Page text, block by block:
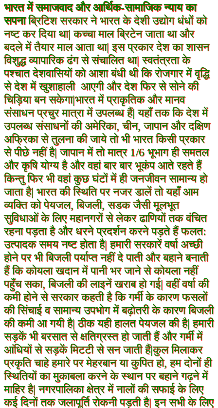
भारत में समाजवाद और आर्थिक-सामाजिक न्याय का
सपनाब्रिटिश सरकार ने भारत के देशी उद्योग धंधों को
नष्ट कर दिया था| कच्चा माल ब्रिटेन जाता था और
बदले में तैयार माल आता था| इस प्रकार देश का शासन
विशुद्ध व्यापारिक ढंग से संचालित था| स्वतंत्रता के
पश्चात देशवासियों को आशा बंधी थी कि रोजगार में वृद्धि
से देश में खुशाहाली आएगी और देश फिर से सोने की
चिड़िया बन सकेगा|भारत में प्राकृतिक और मानव
संसाधन प्रचुर मात्रा में उपलब्ध हैं| यहाँ तक कि देश में
उपलब्ध संसाधनों की अमेरिका, चीन, जापान और दक्षिण
अफ्रिका से तुलना की जाये तो भी भारत किसी प्रकार
से पीछे नहीं है| जापान में तो मात्र 1/6 भूभाग ही समतल
और कृषि योग्य है और वहां बार बार भूकंप आते रहते हैं
किन्तु फिर भी वहां कुछ घंटों में ही जनजीवन सामान्य हो
जाता है| भारत की स्थिति पर नजर डालें तो यहाँ आम
व्यक्ति को पेयजल, बिजली, सडक जैसी मूलभूत
सुविधाओं के लिए महानगरों से लेकर ढाणियों तक वंचित
रहना पड़ता है और धरने प्रदर्शन करने पड़ते हैं फलत:
उत्पादक समय नष्ट होता है| हमारी सरकारें वर्षा अच्छी
होने पर भी बिजली पर्याप्त नहीं दे पाती और बहाने बनाती
हैं कि कोयला खदान में पानी भर जाने से कोयला नहीं
पहुँच सका, बिजली की लाइनें खराब हो गई| वहीं वर्षा की
कमी होने से सरकार कहती है कि गर्मी के कारण फसलों
की सिंचाई व सामान्य उपभोग में बढ़ोतरी के कारण बिजली
की कमी आ गयी है| ठीक यही हालत पेयजल की है| हमारी
सड़कें भी बरसात से क्षतिग्रस्त हो जाती हैं और गर्मी में
आंधियों से सड़कें मिटटी से सन जाती हैं|कुल मिलाकर
प्रकृति चाहे हमारे पर मेहरबान या कुपित हो, हम दोनों ही
स्थितियों का मुकाबला करने के स्थान पर बहाने गढ़ने में
माहिर है| नगरपालिका क्षेत्र में नालों की सफाई के लिए
कई दिनों तक जलापूर्ति रोकनी पड़ती है| इन सभी के लिए